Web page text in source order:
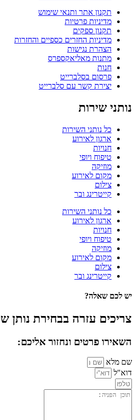
תקנון אתר ותנאי שימוש
מדיניות פרטיות
תקנון ספקים
מדיניות החזרים כספיים והחזרות
הצהרת נגישות
מתנות מאליאקספרס
חנות
פרסום בסלברייט
יצירת קשר עם סלברייט
נותני שירות
כל נותני השירות
ארגון לאירוע
חנויות
טיפוח ויופי
מוזיקה
מקום לאירוע
צילום
קייטרינג ובר
כל נותני השירות
ארגון לאירוע
חנויות
טיפוח ויופי
מוזיקה
מקום לאירוע
צילום
קייטרינג ובר
יש לכם שאלה?
צריכים עזרה בבחירת נותן
השאירו פרטים ונחזור אליכם:
שם מלא
דוא"ל